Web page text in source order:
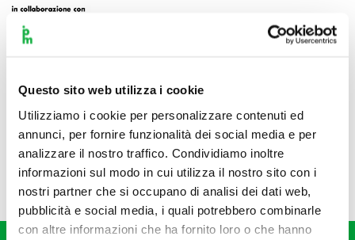
Questo sito web utilizza i cookie
Utilizziamo i cookie per personalizzare contenuti ed
annunci, per fornire funzionalità dei social media e per
analizzare il nostro traffico. Condividiamo inoltre
informazioni sul modo in cui utilizza il nostro sito con i
nostri partner che si occupano di analisi dei dati web,
pubblicità e social media, i quali potrebbero combinarle
con altre informazioni che ha fornito loro o che hanno